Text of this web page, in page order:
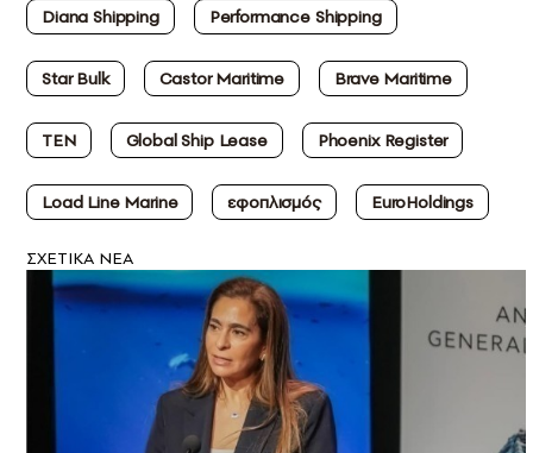
Diana Shipping
Performance Shipping
Star Bulk Castor Maritime Brave Maritime
ΤΕΝ Global Ship Lease Phoenix Register
Load Line Marine εφοπλισμός EuroHoldings
ΣXETIKA NEA